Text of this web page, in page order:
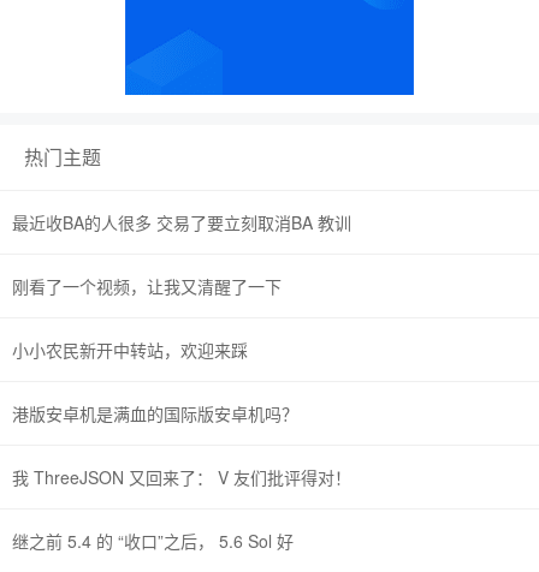
热门主题
最近收BA的人很多 交易了要立刻取消BA 教训
刚看了一个视频，让我又清醒了一下
小小农民新开中转站，欢迎来踩
港版安卓机是满血的国际版安卓机吗？
我 ThreeJSON 又回来了： V 友们批评得对！
继之前 5.4 的 “收口”之后， 5.6 Sol 好